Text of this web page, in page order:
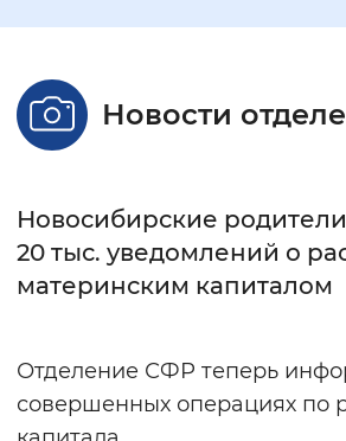
Стандартный
Без засечек
Интервал между
Цвет
Новости
Новосибирские
20 тыс. уведомлений о
материнским капиталом
Отделение СФР теперь
совершенных операциях по